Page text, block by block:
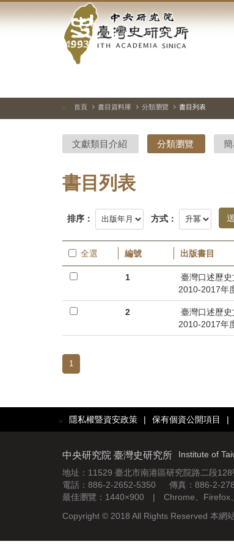
到
中
央
研
院-
臺
灣
史
究
所-
首
頁
::: 首頁 書目資料庫 分類瀏覽 書目列表
文獻類目介紹 分類瀏覽
書目列表
排序： 方式：
全選 編號 出版書目
1
臺灣口述歷史
2010-2017年
2
臺灣口述歷史
2010-2017年
1
::: 隱私權暨資安政策 | 保有個資公開項目 |
中央研究院 臺灣史研究所
Institute of
地址：11529 臺北市南港區研究院路二段
電話：886-2-2652-5350 傳真：886-2-
最佳瀏覽：1440×900 | Chrome、Firefox
Copyright © 2018 All Rights Reserved 本網